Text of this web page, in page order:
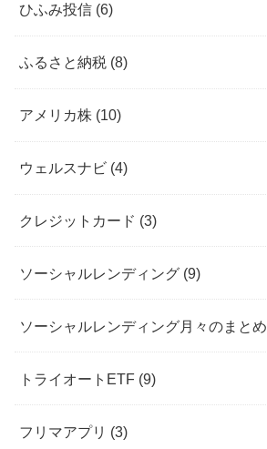
ひふみ投信 (6)
ふるさと納税 (8)
アメリカ株 (10)
ウェルスナビ (4)
クレジットカード (3)
ソーシャルレンディング (9)
ソーシャルレンディング月々のまとめ
トライオートETF (9)
フリマアプリ (3)